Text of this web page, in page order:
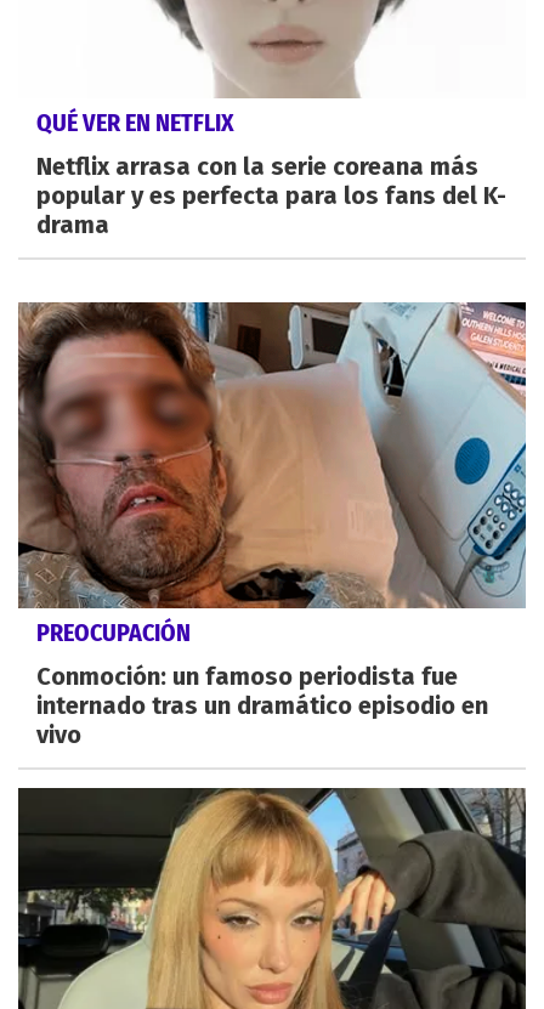
QUÉ VER EN NETFLIX
Netflix arrasa con la serie coreana más
popular y es perfecta para los fans del K-
drama
PREOCUPACIÓN
Conmoción: un famoso periodista fue
internado tras un dramático episodio en
vivo